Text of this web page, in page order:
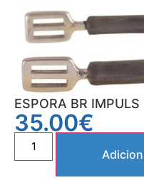
ESPORA BR
35.00€